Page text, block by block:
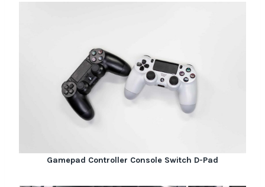
Gamepad Controller Console Switch D-Pad